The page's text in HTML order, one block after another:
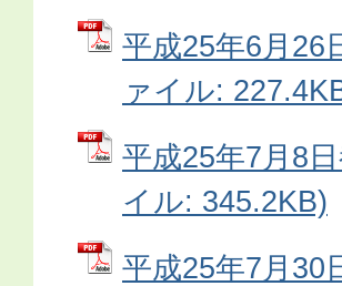
平成25年6月26
ァイル:
平成25年7月8
イル: 345.2KB)
平成25年7月30